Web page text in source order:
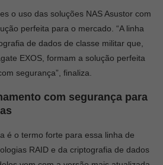
o uso das soluções NAS Asustor com
perfeita para o mercado. “A linha
de dados de classe militar que,
EXOS, formam a solução perfeita
segurança”, finaliza.
com segurança para
é o termo forte para essa linha de
RAID e da criptografia de dados